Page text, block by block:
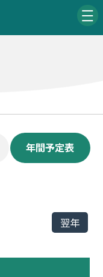
年間予定表
翌年